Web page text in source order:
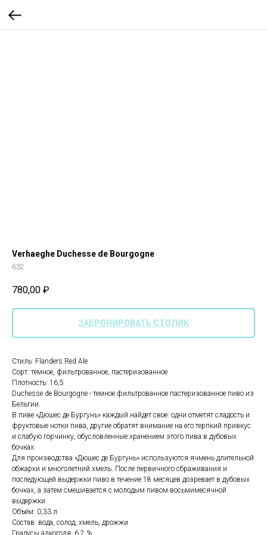
Verhaeghe Duchesse de Bourgogne
632
780,00 ₽
ЗАБРОНИРОВАТЬ СТОЛИК
Стиль: Flanders Red Ale
Сорт: темное, фильтрованное, пастеризованное
Плотность: 16,5
Duchesse de Bourgogne - темное фильтрованное пастеризованное пиво из
Бельгии.
В пиве «Дюшес де Бургунь» каждый найдет свое: одни отметят сладость и
фруктовые нотки пива, другие обратят внимание на его терпкий привкус
и слабую горчинку, обусловленные хранением этого пива в дубовых
бочках.
Для производства «Дюшес де Бургунь» используются ячмень длительной
обжарки и многолетний хмель. После первичного сбраживания и
последующей выдержки пиво в течение 18 месяцев дозревает в дубовых
бочках, а затем смешивается с молодым пивом восьмимесячной
выдержки
Объём: 0,33 л
Состав: вода, солод, хмель, дрожжи